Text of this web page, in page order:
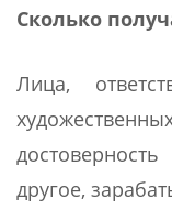
Сколько
Лица,
другое,